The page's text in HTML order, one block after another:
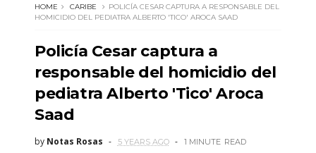
HOME CARIBE
POLICÍA CESAR CAPTURA A RESPONSABLE DEL
HOMICIDIO DEL PEDIATRA ALBERTO 'TICO' AROCA SAAD
Policía Cesar captura a
responsable del homicidio del
pediatra Alberto 'Tico' Aroca
Saad
by Notas Rosas 5 YEARS AGO 1 MINUTE READ